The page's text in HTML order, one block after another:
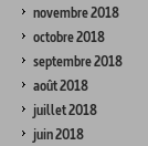
novembre 2018
octobre 2018
septembre 2018
août 2018
juillet 2018
juin 2018